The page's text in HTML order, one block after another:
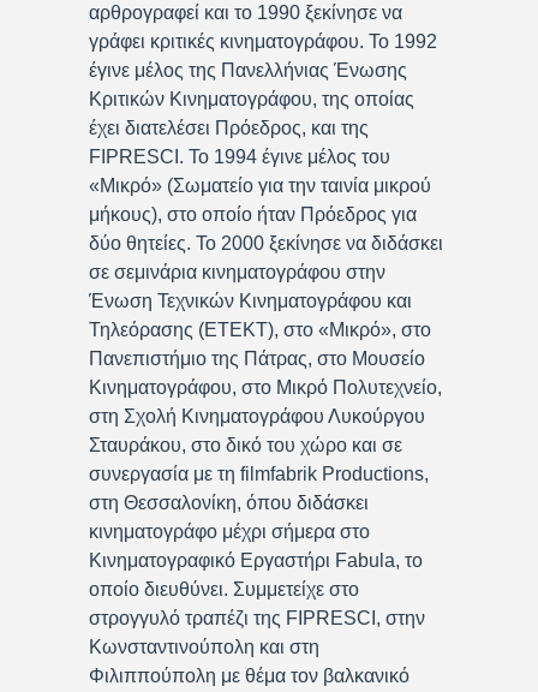
αρθρογραφεί και το 1990 ξεκίνησε να
γράφει κριτικές κινηματογράφου. Το 1992
έγινε μέλος της Πανελλήνιας Ένωσης
Κριτικών Κινηματογράφου, της οποίας
έχει διατελέσει Πρόεδρος, και της
FIPRESCI. Το 1994 έγινε μέλος του
«Μικρό» (Σωματείο για την ταινία μικρού
μήκους), στο οποίο ήταν Πρόεδρος για
δύο θητείες. Το 2000 ξεκίνησε να διδάσκει
σε σεμινάρια κινηματογράφου στην
Ένωση Τεχνικών Κινηματογράφου και
Τηλεόρασης (ΕΤΕΚΤ), στο «Μικρό», στο
Πανεπιστήμιο της Πάτρας, στο Μουσείο
Κινηματογράφου, στο Μικρό Πολυτεχνείο,
στη Σχολή Κινηματογράφου Λυκούργου
Σταυράκου, στο δικό του χώρο και σε
συνεργασία με τη filmfabrik Productions,
στη Θεσσαλονίκη, όπου διδάσκει
κινηματογράφο μέχρι σήμερα στο
Κινηματογραφικό Εργαστήρι Fabula, το
οποίο διευθύνει. Συμμετείχε στο
στρογγυλό τραπέζι της FIPRESCI, στην
Κωνσταντινούπολη και στη
Φιλιππούπολη με θέμα τον βαλκανικό